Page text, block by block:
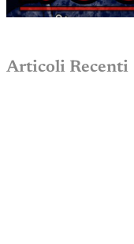
Articoli Recenti